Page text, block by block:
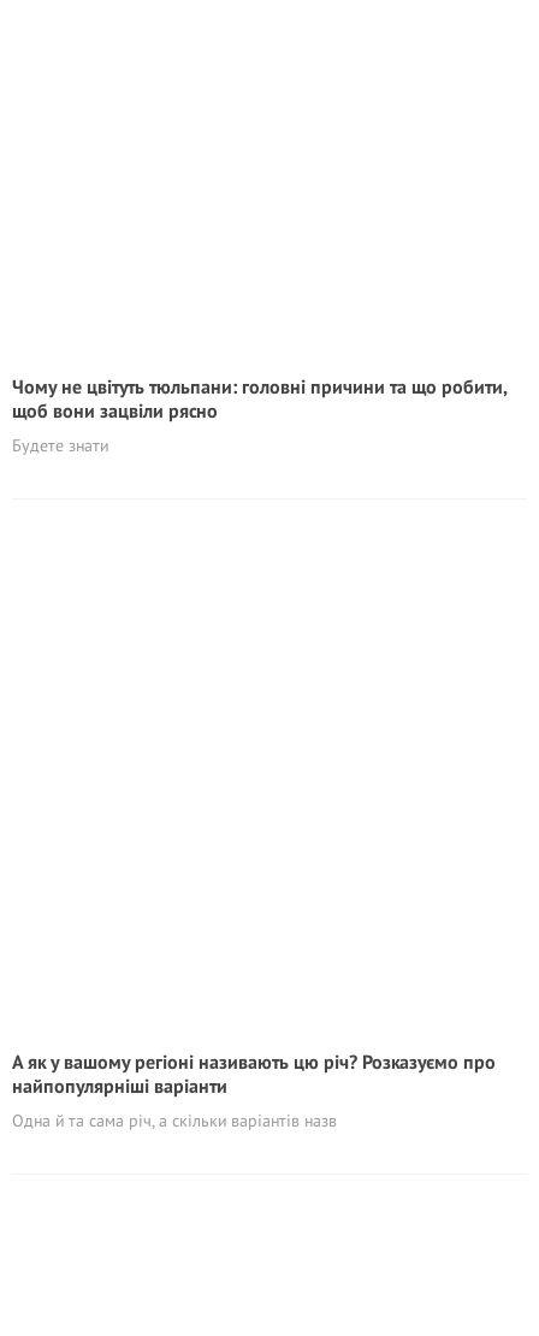
Чому не цвітуть тюльпани: головні причини та що робити,
щоб вони зацвіли рясно
Будете знати
А як у вашому регіоні називають цю річ? Розказуємо про
найпопулярніші варіанти
Одна й та сама річ, а скільки варіантів назв